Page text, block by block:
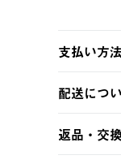
支払い方法
・クレジッ
・Pay-easy
配送につ
ご注文・ご
返品・交